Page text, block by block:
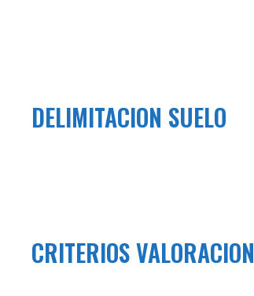
DELIMITACION SUELO
CRITERIOS VALORACION